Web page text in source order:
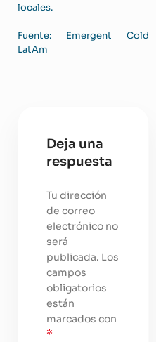
locales.
Fuente: Emergent Cold
LatAm
Deja una
respuesta
Tu dirección
de correo
electrónico no
será
publicada. Los
campos
obligatorios
están
marcados con
*